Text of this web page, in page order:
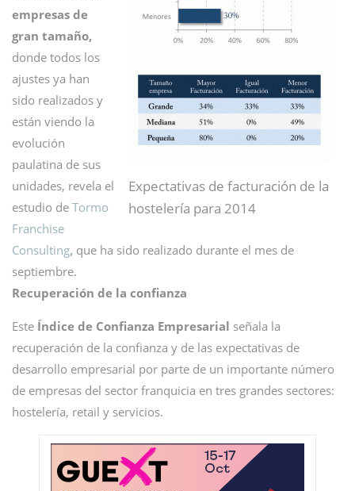
Expectativas de facturación de la
hostelería para 2014
empresas de
gran tamaño,
donde todos los
ajustes ya han
sido realizados y
están viendo la
evolución
paulatina de sus
unidades, revela el
estudio de Tormo
Franchise
Consulting, que ha sido realizado durante el mes de
septiembre.
Recuperación de la confianza
Este Índice de Confianza Empresarial señala la
recuperación de la confianza y de las expectativas de
desarrollo empresarial por parte de un importante número
de empresas del sector franquicia en tres grandes sectores:
hostelería, retail y servicios.